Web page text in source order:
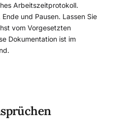
Arbeitszeitprotokoll.
und Pausen. Lassen Sie
vom Vorgesetzten
Dokumentation ist im